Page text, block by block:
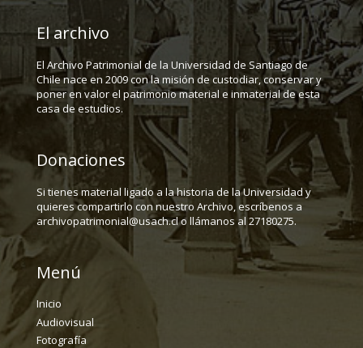
El archivo
El Archivo Patrimonial de la Universidad de Santiago de
Chile nace en 2009 con la misión de custodiar, conservar y
poner en valor el patrimonio material e inmaterial de esta
casa de estudios.
Donaciones
Si tienes material ligado a la historia de la Universidad y
quieres compartirlo con nuestro Archivo, escríbenos a
archivopatrimonial@usach.cl o llámanos al 27180275.
Menú
Inicio
Audiovisual
Fotografía